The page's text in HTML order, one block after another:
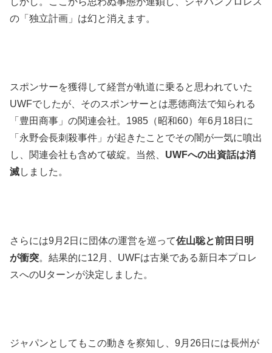
の「独立計画」は幻と消えます。
スポンサーを獲得して経営が軌道に乗ると思われていた
UWFでしたが、そのスポンサーとは悪徳商法で知られる
「豊田商事」の関連会社。1985（昭和60）年6月18日に
「永野会長刺殺事件」が起きたことでその闇が一気に噴出
し、関連会社も含めて破綻。当然、 UWFへの出資話は消
滅しました。
さらには9月2日に団体の運営を巡って佐山聡と前田日明
が衝突。結果的に12月、UWFは古巣である新日本プロレ
スへのUターンが決定しました。
ジャパンとしてもこの動きを察知し、9月26日には長州が